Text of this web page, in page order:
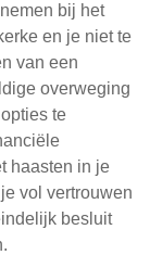
bij het
en je niet te
van een
overweging
te
haasten in je
vol vertrouwen
besluit